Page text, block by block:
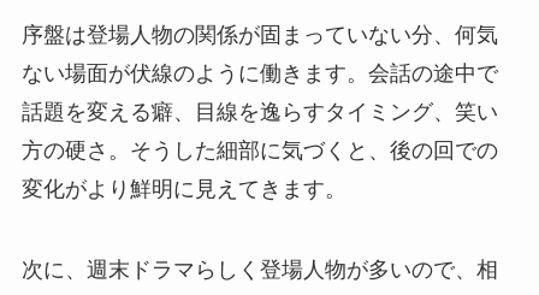
序盤は登場人物の関係が固まっていない分、何気
ない場面が伏線のように働きます。会話の途中で
話題を変える癖、目線を逸らすタイミング、笑い
方の硬さ。そうした細部に気づくと、後の回での
変化がより鮮明に見えてきます。
次に、週末ドラマらしく登場人物が多いので、相